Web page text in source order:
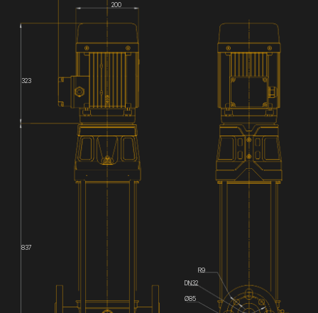
DN32
200
323
837
Ø85
R9